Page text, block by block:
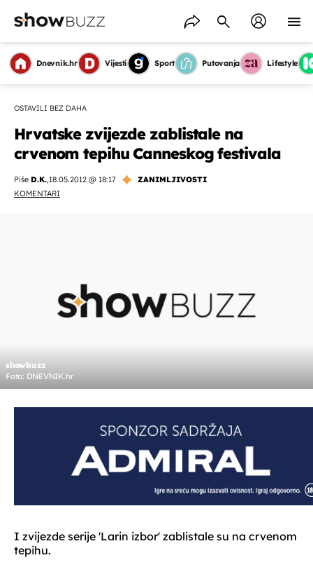
Dnevnik.hr Vijesti Sport Putovanja Lifestyle
OSTAVILI BEZ DAHA
Hrvatske zvijezde zablistale na
crvenom tepihu Canneskog festivala
Piše D.K.,18.05.2012 @ 18:17
ZANIMLJIVOSTI
KOMENTARI
showbuzz
Foto: DNEVNIK.hr
I zvijezde serije 'Larin izbor' zablistale su na crvenom
tepihu.